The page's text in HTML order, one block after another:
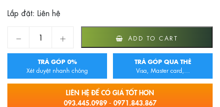
Lắp đặt: Liên hệ
Giàn vắt khăn tắm màu ghi MKG-61122G quantity
ADD TO CART
TRẢ GÓP 0%
Xét duyệt nhanh chóng
TRẢ GÓP QUA THẺ
Visa, Master card,...
LIÊN HỆ ĐỂ CÓ GIÁ TỐT HƠN
093.445.0989 - 0971.843.867